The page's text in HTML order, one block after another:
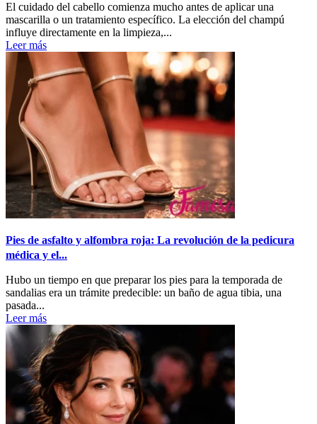
El cuidado del cabello comienza mucho antes de aplicar una
mascarilla o un tratamiento específico. La elección del champú
influye directamente en la limpieza,...
Leer más
Pies de asfalto y alfombra roja: La revolución de la pedicura
médica y el...
Hubo un tiempo en que preparar los pies para la temporada de
sandalias era un trámite predecible: un baño de agua tibia, una
pasada...
Leer más